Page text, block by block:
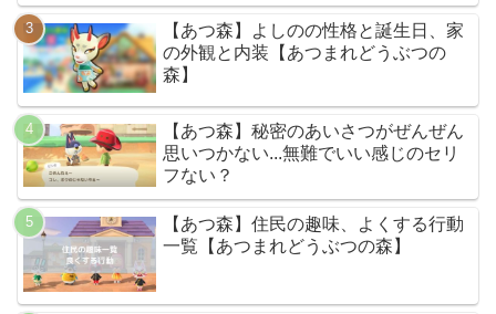
【あつ森】よしのの性格と誕生日、家
の外観と内装【あつまれどうぶつの
森】
【あつ森】秘密のあいさつがぜんぜん
思いつかない...無難でいい感じのセリ
フない？
【あつ森】住民の趣味、よくする行動
一覧【あつまれどうぶつの森】